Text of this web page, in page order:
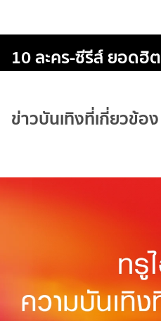
10 ละคร-ซีรีส์ ยอดฮิต
ข่าวบันเทิงที่เกี่ยวข้อง